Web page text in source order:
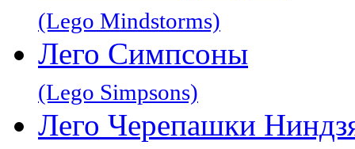
(Lego Mindstorms)
Лего Симпсоны
(Lego Simpsons)
Лего Черепашки